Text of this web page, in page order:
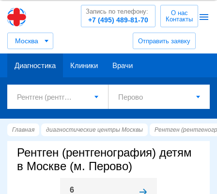
Москва Отправить заявку
+7 (495) 489-81-70
Запись по телефону:
О нас
Контакты
Диагностика Клиники Врачи
Главная диагностические центры Москвы Рентген
Рентген (рентгенография) детям
в Москве (м. Перово)
6